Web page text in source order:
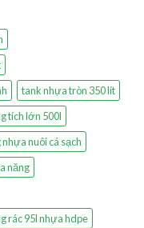
tank nhựa tròn 350 lít
tích lớn 500l
nuôi cá sạch
năng
rác 95l nhựa hdpe